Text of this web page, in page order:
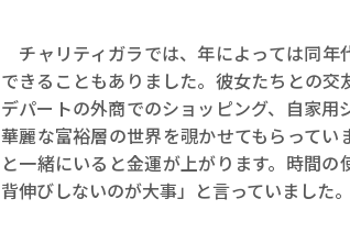
チャリティガラでは、年によっては同年
できることもありました。彼女たちとの交
デパートの外商でのショッピング、自家用
華麗な富裕層の世界を覗かせてもらって
と一緒にいると金運が上がります。時間の
背伸びしないのが大事」と言っていました。